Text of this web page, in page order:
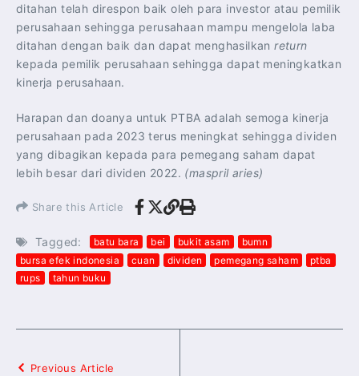
ditahan telah direspon baik oleh para investor atau pemilik
perusahaan sehingga perusahaan mampu mengelola laba
ditahan dengan baik dan dapat menghasilkanreturn
kepada pemilik perusahaan sehingga dapat meningkatkan
kinerja perusahaan.
Harapan dan doanya untuk PTBA adalah semoga kinerja
perusahaan pada 2023 terus meningkat sehingga dividen
yang dibagikan kepada para pemegang saham dapat
lebih besar dari dividen 2022. (maspril aries)
Share this Article
Tagged: batu bara bei bukit asam
bumn
bursa efek indonesia
cuan dividen pemegang saham
ptba
rups
tahun buku
Previous Article